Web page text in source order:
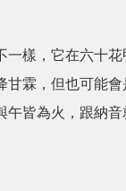
一樣，它在六十
甘霖，但也可能
午皆為火，跟納